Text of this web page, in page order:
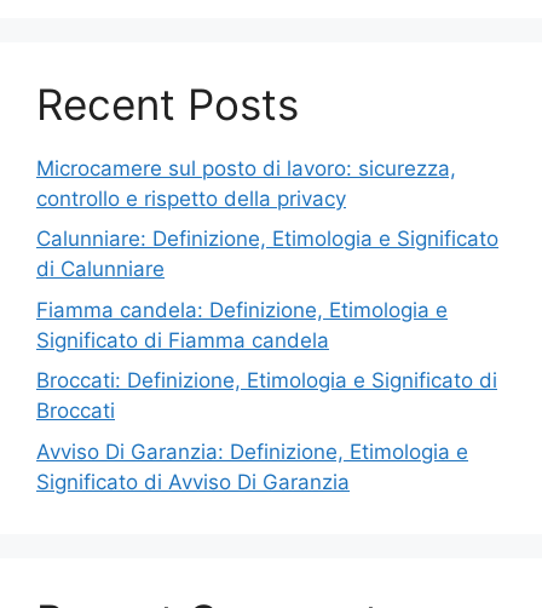
Recent Posts
Microcamere sul posto di lavoro: sicurezza,
controllo e rispetto della privacy
Calunniare: Definizione, Etimologia e Significato
di Calunniare
Fiamma candela: Definizione, Etimologia e
Significato di Fiamma candela
Broccati: Definizione, Etimologia e Significato di
Broccati
Avviso Di Garanzia: Definizione, Etimologia e
Significato di Avviso Di Garanzia